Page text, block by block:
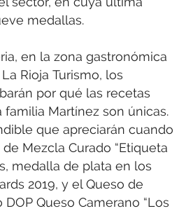
medallas.
en la zona gastronómica
Rioja Turismo, los
por qué las recetas
Martínez son únicas.
que apreciarán cuando
Mezcla Curado “Etiqueta
medalla de plata en los
2019, y el Queso de
Queso Camerano “Los